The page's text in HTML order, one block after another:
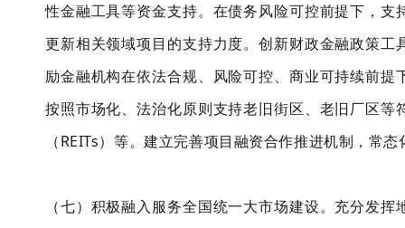
性金融工具等资金支持。在债务风险可控前提下，
更新相关领域项目的支持力度。创新财政金融政策
励金融机构在依法合规、风险可控、商业可持续前
按照市场化、法治化原则支持老旧街区、老旧厂区
（REITs）等。建立完善项目融资合作推进机制，常
（七）积极融入服务全国统一大市场建设。充分发